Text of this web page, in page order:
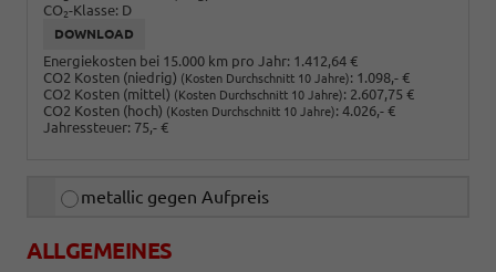
CO2-Klasse: D
DOWNLOAD
Energiekosten bei 15.000 km pro Jahr: 1.412,64 €
CO2 Kosten (niedrig) (Kosten Durchschnitt 10 Jahre): 1.098,- €
CO2 Kosten (mittel) (Kosten Durchschnitt 10 Jahre): 2.607,75 €
CO2 Kosten (hoch) (Kosten Durchschnitt 10 Jahre): 4.026,- €
Jahressteuer: 75,- €
metallic gegen Aufpreis
ALLGEMEINES